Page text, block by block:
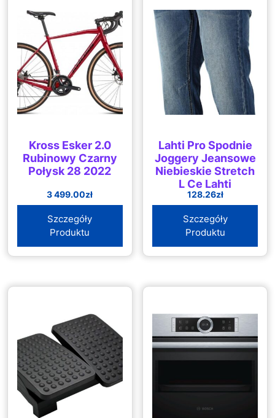
Kross Esker 2.0
Rubinowy Czarny
Połysk 28 2022
3 499.00zł
Szczegóły
Produktu
Lahti Pro Spodnie
Joggery Jeansowe
Niebieskie Stretch
L Ce Lahti
128.26zł
Szczegóły
Produktu